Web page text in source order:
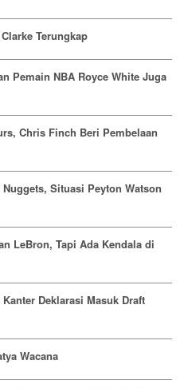
Terungkap
Pemain NBA Royce White Juga
Chris Finch Beri Pembelaan
Nuggets, Situasi Peyton Watson
LeBron, Tapi Ada Kendala di
Deklarasi Masuk Draft
Wacana